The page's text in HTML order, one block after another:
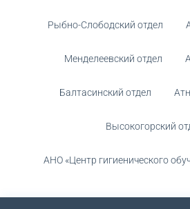
Рыбно-Слободский отдел
Менделеевский отдел
Балтасинский отдел
Высокогорский
АНО «Центр гигиенического